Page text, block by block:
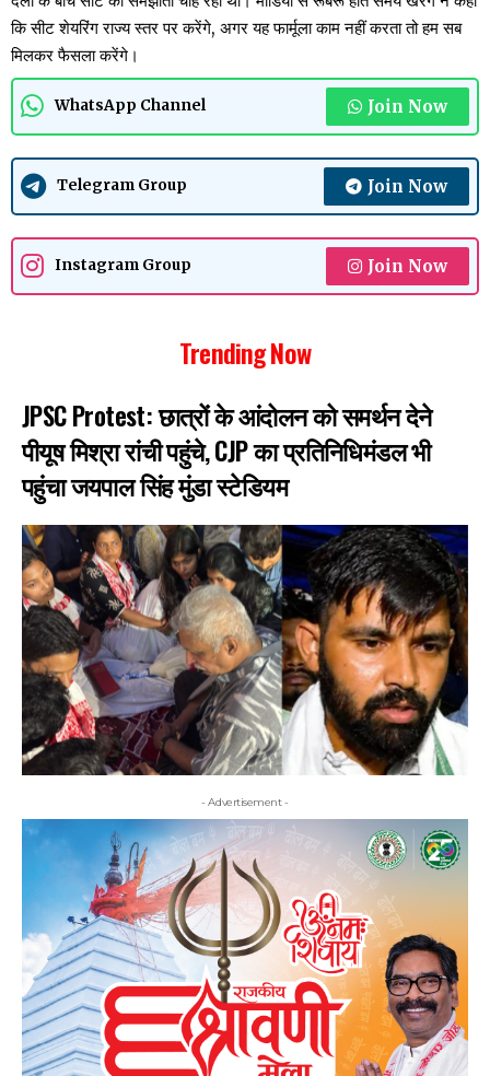
कि सीट शेयरिंग राज्य स्तर पर करेंगे, अगर यह फार्मूला काम नहीं करता तो हम सब
मिलकर फैसला करेंगे।
WhatsApp Channel Join Now
Telegram Group Join Now
Instagram Group Join Now
Trending Now
JPSC Protest: छात्रों के आंदोलन को समर्थन देने
पीयूष मिश्रा रांची पहुंचे, CJP का प्रतिनिधिमंडल भी
पहुंचा जयपाल सिंह मुंडा स्टेडियम
- Advertisement -